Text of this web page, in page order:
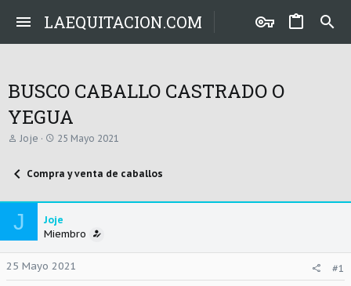
LAEQUITACION.COM
BUSCO CABALLO CASTRADO O
YEGUA
A
o
Joje
F
h
d
i
n
i
c
25 Mayo 2021
Compra y venta de caballos
J
Joje
Miembro
25 Mayo 2021
#1